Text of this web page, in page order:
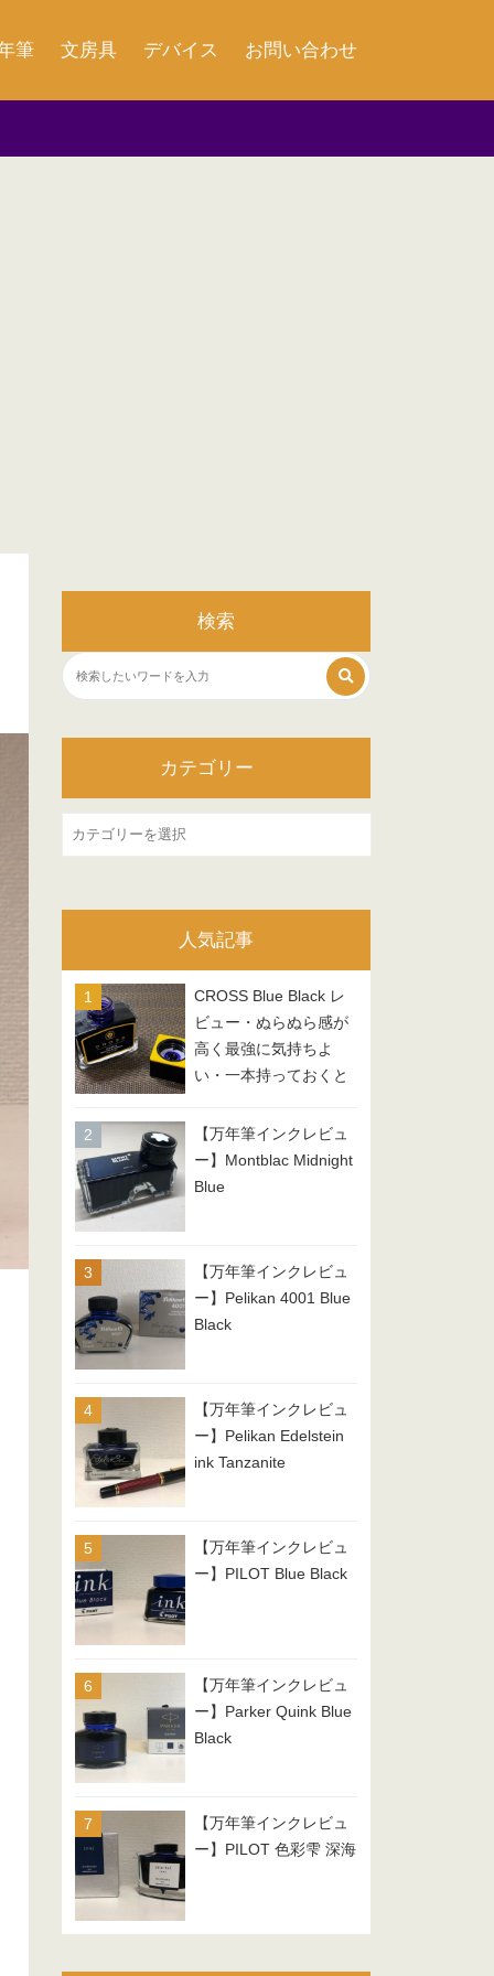
筆 文房具 デバイス お問い合わせ
検索
カテゴリー
カ
リ
人気記事
CROSS Blue Black レ
ビュー・ぬらぬら感が
高く最強に気持ちよ
い・一本持っておくと
ラックインク！
【万年筆インクレビュ
ー】Montblac Midnight
Blue
【万年筆インクレビュ
ー】Pelikan 4001 Blue
Black
【万年筆インクレビュ
ー】Pelikan Edelstein
ink Tanzanite
【万年筆インクレビュ
ー】PILOT Blue Black
【万年筆インクレビュ
ー】Parker Quink Blue
Black
【万年筆インクレビュ
ー】PILOT 色彩雫 深海